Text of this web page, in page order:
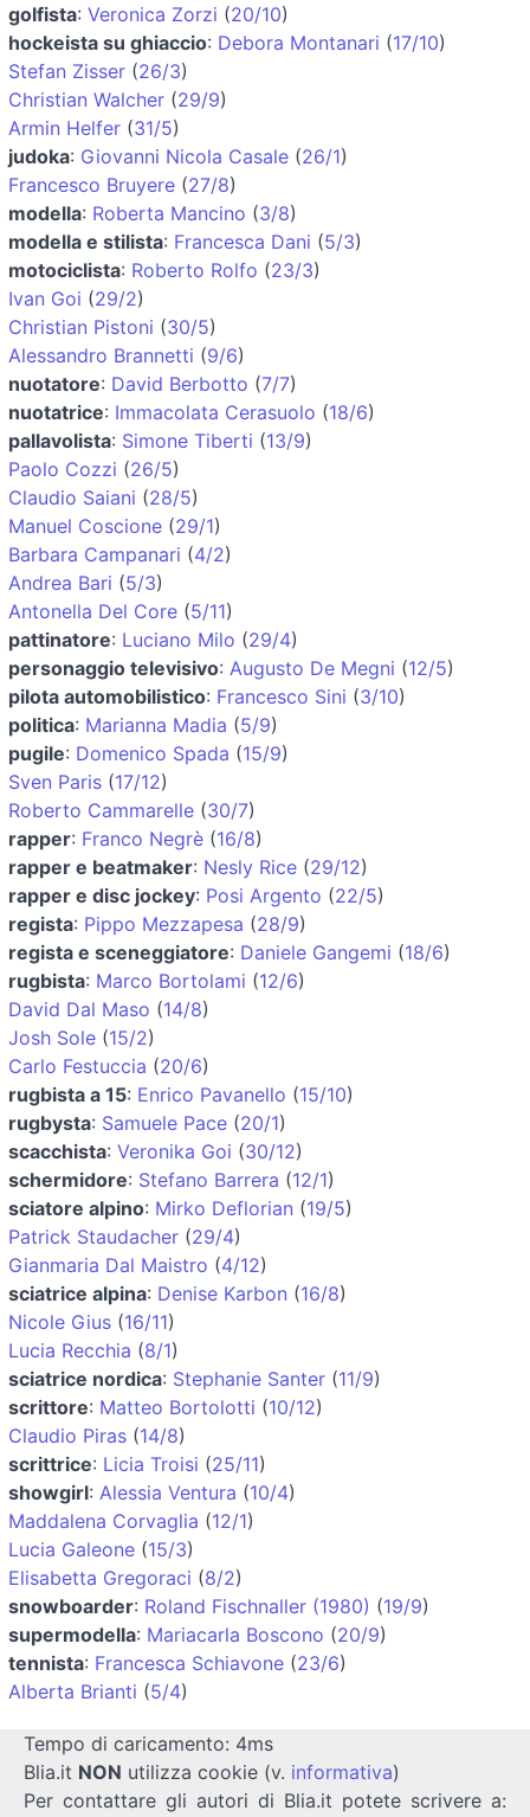
golfista: Veronica Zorzi (20/10)
hockeista su ghiaccio: Debora Montanari (17/10)
Stefan Zisser (26/3)
Christian Walcher (29/9)
Armin Helfer (31/5)
judoka: Giovanni Nicola Casale (26/1)
Francesco Bruyere (27/8)
modella: Roberta Mancino (3/8)
modella e stilista: Francesca Dani (5/3)
motociclista: Roberto Rolfo (23/3)
Ivan Goi (29/2)
Christian Pistoni (30/5)
Alessandro Brannetti (9/6)
nuotatore: David Berbotto (7/7)
nuotatrice: Immacolata Cerasuolo (18/6)
pallavolista: Simone Tiberti (13/9)
Paolo Cozzi (26/5)
Claudio Saiani (28/5)
Manuel Coscione (29/1)
Barbara Campanari (4/2)
Andrea Bari (5/3)
Antonella Del Core (5/11)
pattinatore: Luciano Milo (29/4)
personaggio televisivo: Augusto De Megni (12/5)
pilota automobilistico: Francesco Sini (3/10)
politica: Marianna Madia (5/9)
pugile: Domenico Spada (15/9)
Sven Paris (17/12)
Roberto Cammarelle (30/7)
rapper: Franco Negrè (16/8)
rapper e beatmaker: Nesly Rice (29/12)
rapper e disc jockey: Posi Argento (22/5)
regista: Pippo Mezzapesa (28/9)
regista e sceneggiatore: Daniele Gangemi (18/6)
rugbista: Marco Bortolami (12/6)
David Dal Maso (14/8)
Josh Sole (15/2)
Carlo Festuccia (20/6)
rugbista a 15: Enrico Pavanello (15/10)
rugbysta: Samuele Pace (20/1)
scacchista: Veronika Goi (30/12)
schermidore: Stefano Barrera (12/1)
sciatore alpino: Mirko Deflorian (19/5)
Patrick Staudacher (29/4)
Gianmaria Dal Maistro (4/12)
sciatrice alpina: Denise Karbon (16/8)
Nicole Gius (16/11)
Lucia Recchia (8/1)
sciatrice nordica: Stephanie Santer (11/9)
scrittore: Matteo Bortolotti (10/12)
Claudio Piras (14/8)
scrittrice: Licia Troisi (25/11)
showgirl: Alessia Ventura (10/4)
Maddalena Corvaglia (12/1)
Lucia Galeone (15/3)
Elisabetta Gregoraci (8/2)
snowboarder: Roland Fischnaller (1980) (19/9)
supermodella: Mariacarla Boscono (20/9)
tennista: Francesca Schiavone (23/6)
Alberta Brianti (5/4)
Tempo di caricamento: 4ms
Blia.it NON utilizza cookie (v. informativa)
Per contattare gli autori di Blia.it potete scrivere a: